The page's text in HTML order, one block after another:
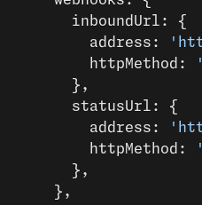
        inboundUrl: {
          address:
          httpMethod:
        },
        statusUrl: {
          address:
          httpMethod:
        },
      },